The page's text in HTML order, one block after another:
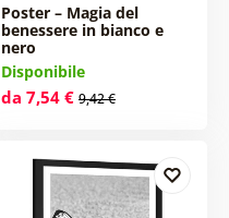
Poster – Magia del
benessere in bianco e
nero
Disponibile
da 7,54 € 9,42 €